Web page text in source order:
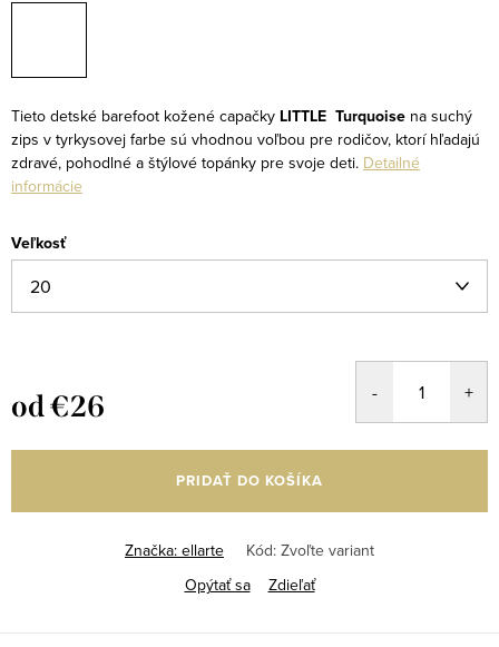
Tieto detské barefoot kožené capačky LITTLE Turquoise na suchý
zips v tyrkysovej farbe sú vhodnou voľbou pre rodičov, ktorí hľadajú
zdravé, pohodlné a štýlové topánky pre svoje deti. Detailné
informácie
Veľkosť
od€26
cena:
PRIDAŤ DO KOŠÍKA
Značka: ellarte Kód: Zvoľte variant
Opýtať sa
Zdieľať